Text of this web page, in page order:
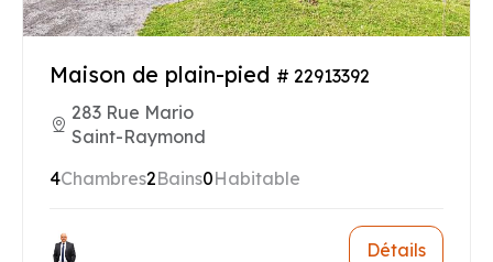
Maison de plain-pied # 22913392
283 Rue Mario
Saint-Raymond
4Chambres2Bains0Habitable
Détails